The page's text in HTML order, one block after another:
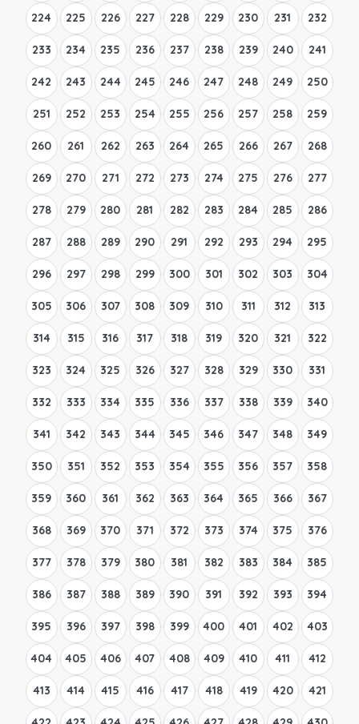
224 225 226 227 228 229 230 231 232
233 234 235 236 237 238 239 240 241
242 243 244 245 246 247 248 249 250
251 252 253 254 255 256 257 258 259
260 261 262 263 264 265 266 267 268
269 270 271 272 273 274 275 276 277
278 279 280 281 282 283 284 285 286
287 288 289 290 291 292 293 294 295
296 297 298 299 300 301 302 303 304
305 306 307 308 309 310 311 312 313
314 315 316 317 318 319 320 321 322
323 324 325 326 327 328 329 330 331
332 333 334 335 336 337 338 339 340
341 342 343 344 345 346 347 348 349
350 351 352 353 354 355 356 357 358
359 360 361 362 363 364 365 366 367
368 369 370 371 372 373 374 375 376
377 378 379 380 381 382 383 384 385
386 387 388 389 390 391 392 393 394
395 396 397 398 399 400 401 402 403
404 405 406 407 408 409 410 411 412
413 414 415 416 417 418 419 420 421